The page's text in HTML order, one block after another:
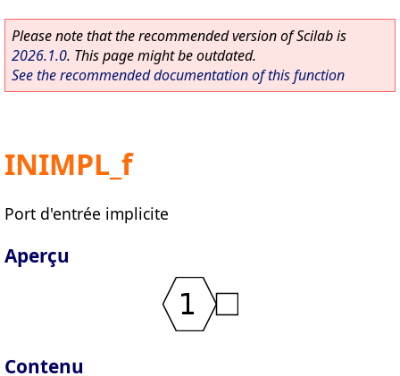
Please note that the recommended version of Scilab is
2026.1.0. This page might be outdated.
See the recommended documentation of this function
INIMPL_f
Port d'entrée implicite
Aperçu
Contenu